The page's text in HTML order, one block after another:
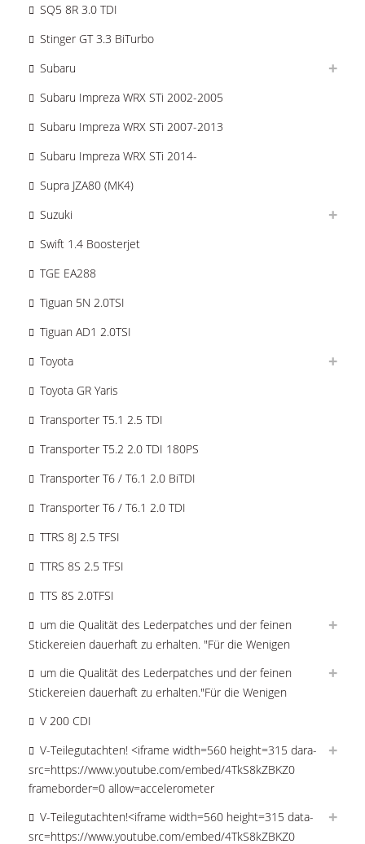
SQ5 8R 3.0 TDI
Stinger GT 3.3 BiTurbo
Subaru
Subaru Impreza WRX STi 2002-2005
Subaru Impreza WRX STi 2007-2013
Subaru Impreza WRX STi 2014-
Supra JZA80 (MK4)
Suzuki
Swift 1.4 Boosterjet
TGE EA288
Tiguan 5N 2.0TSI
Tiguan AD1 2.0TSI
Toyota
Toyota GR Yaris
Transporter T5.1 2.5 TDI
Transporter T5.2 2.0 TDI 180PS
Transporter T6 / T6.1 2.0 BiTDI
Transporter T6 / T6.1 2.0 TDI
TTRS 8J 2.5 TFSI
TTRS 8S 2.5 TFSI
TTS 8S 2.0TFSI
um die Qualität des Lederpatches und der feinen
Stickereien dauerhaft zu erhalten. "Für die Wenigen
um die Qualität des Lederpatches und der feinen
Stickereien dauerhaft zu erhalten."Für die Wenigen
V 200 CDI
V-Teilegutachten! <iframe width=560 height=315 dara-
src=https://www.youtube.com/embed/4TkS8kZBKZ0
frameborder=0 allow=accelerometer
V-Teilegutachten!<iframe width=560 height=315 data-
src=https://www.youtube.com/embed/4TkS8kZBKZ0